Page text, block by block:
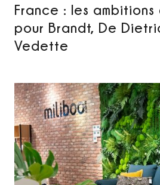
France : les ambitions
pour Brandt, De
Vedette